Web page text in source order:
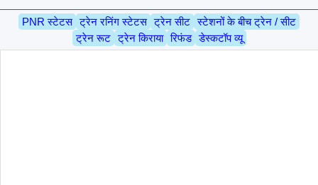
PNR स्टेटस ट्रेन रनिंग स्टेटस ट्रेन सीट स्टेशनों के बीच ट्रेन / सीट
ट्रेन रूट ट्रेन किराया रिफंड डेस्कटॉप व्यू